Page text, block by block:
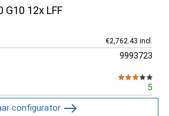
G10 12x LFF
€2,762.43 incl.
9993723
5
configurator